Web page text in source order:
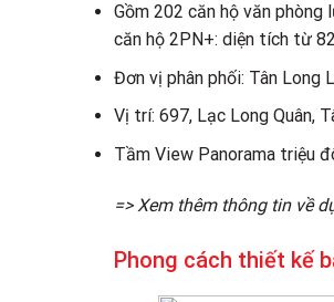
Gồm 202 căn hộ văn
căn hộ 2PN+: diện tích từ
Đơn vị phân phối: Tân Long
Vị trí: 697, Lạc Long Quân,
Tầm View Panorama triệu
=> Xem thêm thông tin về
Phong cách thiết kế